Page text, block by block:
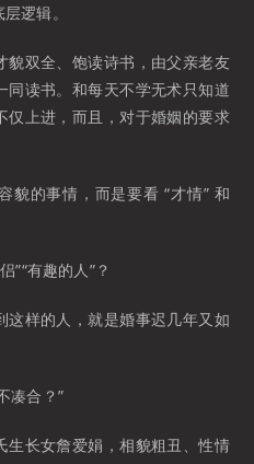
逻辑。
貌双全、饱读诗书，由父亲老友
同读书。和每天不学无术只知道
仅上进，而且，对于婚姻的要求
貌的事情，而是要看 “才情” 和
”“有趣的人”？
样的人，就是婚事迟几年又如
凑合？”
生长女詹爱娟，相貌粗丑、性情